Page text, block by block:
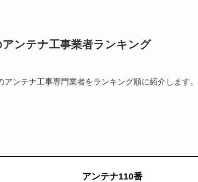
ンテナ工事業者ランキング
アンテナ工事専門業者をランキング順に紹介します。
アンテナ110番